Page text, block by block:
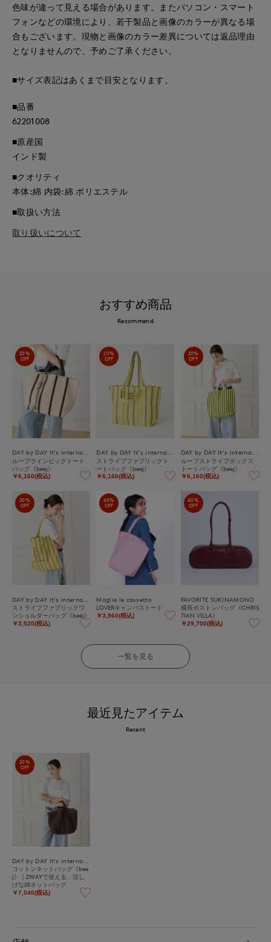
色味が違って見える場合があります。またパソコン・スマート
フォンなどの環境により、若干製品と画像のカラーが異なる場
合もございます。現物と画像のカラー差異については返品理由
となりませんので、予めご了承ください。
■サイズ表記はあくまで目安となります。
■品番
62201008
■原産国
インド製
■クオリティ
本体:綿 内袋:綿 ポリエステル
■取扱い方法
取り扱いについて
おすすめ商品
Recommend
20%
OFF
ループラインビッグトート
バッグ《beej》
￥6,160(税込)
20%
OFF
ストライプファブリックト
ートバッグ《beej》
￥6,160(税込)
20%
OFF
ループストライプボックス
トートバッグ《beej》
￥6,160(税込)
20%
OFF
ストライプファブリックワ
ンショルダーバッグ《beej》
￥3,520(税込)
60%
OFF
Maglie le cassetto
LOVERキャンバストート
￥3,960(税込)
40%
OFF
FAVORITE SUKINAMONO
横長ボストンバッグ《CHRIS
TIAN VILLA》
￥29,700(税込)
一覧を見る
最近見たアイテム
Recent
20%
OFF
コットンネットバッグ《bee
j》｜2WAYで使える、涼し
げな綿ネットバッグ
￥7,040(税込)